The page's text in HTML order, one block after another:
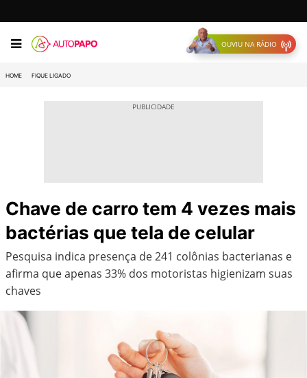
OUVIU NA RÁDIO
HOME FIQUE LIGADO
Chave de carro tem 4 vezes mais
bactérias que tela de celular
Pesquisa indica presença de 241 colônias bacterianas e
afirma que apenas 33% dos motoristas higienizam suas
chaves